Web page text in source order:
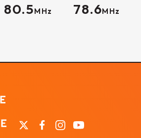
80.5MHz 78.6MHz